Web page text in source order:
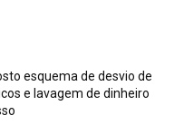
esquema de desvio de
e lavagem de dinheiro